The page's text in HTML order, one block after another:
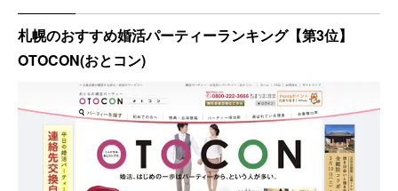
札幌のおすすめ婚活パーティーランキング【第3位】
OTOCON(おとコン)